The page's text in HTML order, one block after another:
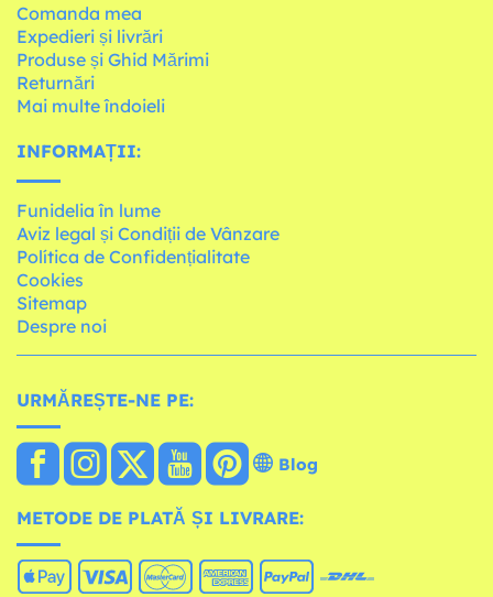
Comanda mea
Expedieri și livrări
Produse și Ghid Mărimi
Returnări
Mai multe îndoieli
INFORMAȚII:
Funidelia în lume
Aviz legal și Condiții de Vânzare
Política de Confidențialitate
Cookies
Sitemap
Despre noi
URMĂREȘTE-NE PE:
Blog
METODE DE PLATĂ ȘI LIVRARE: